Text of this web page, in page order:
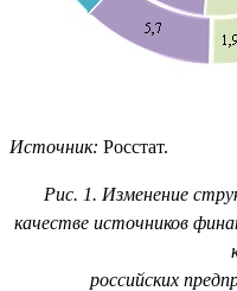
Источник: Росстат.
Рис. 1. Изменение
качестве источников
российских